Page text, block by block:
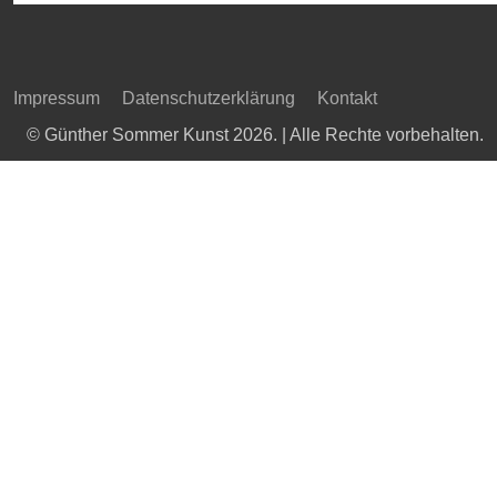
Impressum Datenschutzerklärung
Kontakt
© Günther Sommer Kunst 2026. | Alle Rechte vorbehalten.